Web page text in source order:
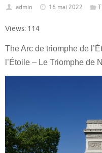
admin 16 mai 2022
Views: 114
The Arc de triomphe de
l’Étoile – Le Triomphe de